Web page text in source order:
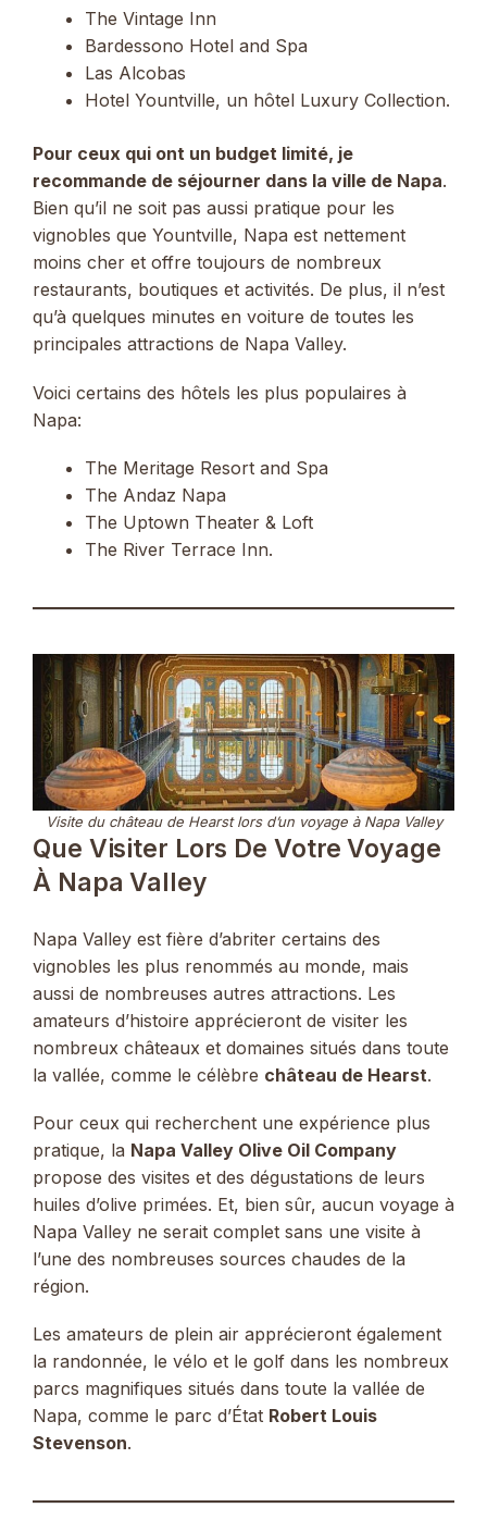
The Vintage Inn
Bardessono Hotel and Spa
Las Alcobas
Hotel Yountville, un hôtel Luxury Collection.
Pour ceux qui ont un budget limité, je
recommande de séjourner dans la ville de Napa.
Bien qu’il ne soit pas aussi pratique pour les
vignobles que Yountville, Napa est nettement
moins cher et offre toujours de nombreux
restaurants, boutiques et activités. De plus, il n’est
qu’à quelques minutes en voiture de toutes les
principales attractions de Napa Valley.
Voici certains des hôtels les plus populaires à
Napa:
The Meritage Resort and Spa
The Andaz Napa
The Uptown Theater & Loft
The River Terrace Inn.
Visite du château de Hearst lors d’un voyage à Napa Valley
Que Visiter Lors De Votre Voyage
À Napa Valley
Napa Valley est fière d’abriter certains des
vignobles les plus renommés au monde, mais
aussi de nombreuses autres attractions. Les
amateurs d’histoire apprécieront de visiter les
nombreux châteaux et domaines situés dans toute
la vallée, comme le célèbre château de Hearst.
Pour ceux qui recherchent une expérience plus
pratique, la Napa Valley Olive Oil Company
propose des visites et des dégustations de leurs
huiles d’olive primées. Et, bien sûr, aucun voyage à
Napa Valley ne serait complet sans une visite à
l’une des nombreuses sources chaudes de la
région.
Les amateurs de plein air apprécieront également
la randonnée, le vélo et le golf dans les nombreux
parcs magnifiques situés dans toute la vallée de
Napa, comme le parc d’État Robert Louis
Stevenson.